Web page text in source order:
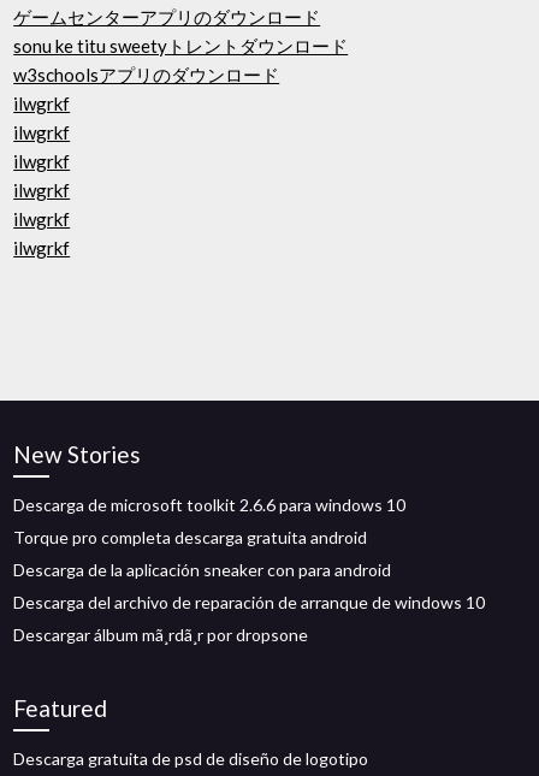
ゲームセンターアプリのダウンロード
sonu ke titu sweetyトレントダウンロード
w3schoolsアプリのダウンロード
ilwgrkf
ilwgrkf
ilwgrkf
ilwgrkf
ilwgrkf
ilwgrkf
New Stories
Descarga de microsoft toolkit 2.6.6 para windows 10
Torque pro completa descarga gratuita android
Descarga de la aplicación sneaker con para android
Descarga del archivo de reparación de arranque de windows 10
Descargar álbum mã¸rdã¸r por dropsone
Featured
Descarga gratuita de psd de diseño de logotipo